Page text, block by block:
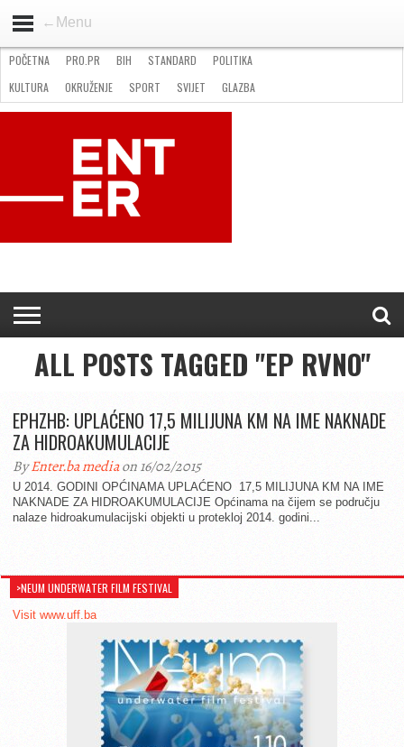
←Menu
STANDARD
GOSPODARSTVO
OKRUŽENJE
POČETNA PRO.PR BIH STANDARD
POLITIKA
KULTURA
OKRUŽENJE SPORT SVIJET
GLAZBA
NATJEČAJI
FILMING LOCATION IN BH KONTAKT
ALL POSTS TAGGED "EP RVNO"
EPHZHB: UPLAĆENO 17,5 MILIJUNA KM NA IME NAKNADE
ZA HIDROAKUMULACIJE
ByEnter.ba mediaon 16/02/2015
U 2014. GODINI OPĆINAMA UPLAĆENO 17,5 MILIJUNA KM NA IME
NAKNADE ZA HIDROAKUMULACIJE Općinama na čijem se području
nalaze hidroakumulacijski objekti u protekloj 2014. godini...
>NEUM UNDERWATER FILM FESTIVAL
Visit www.uff.ba